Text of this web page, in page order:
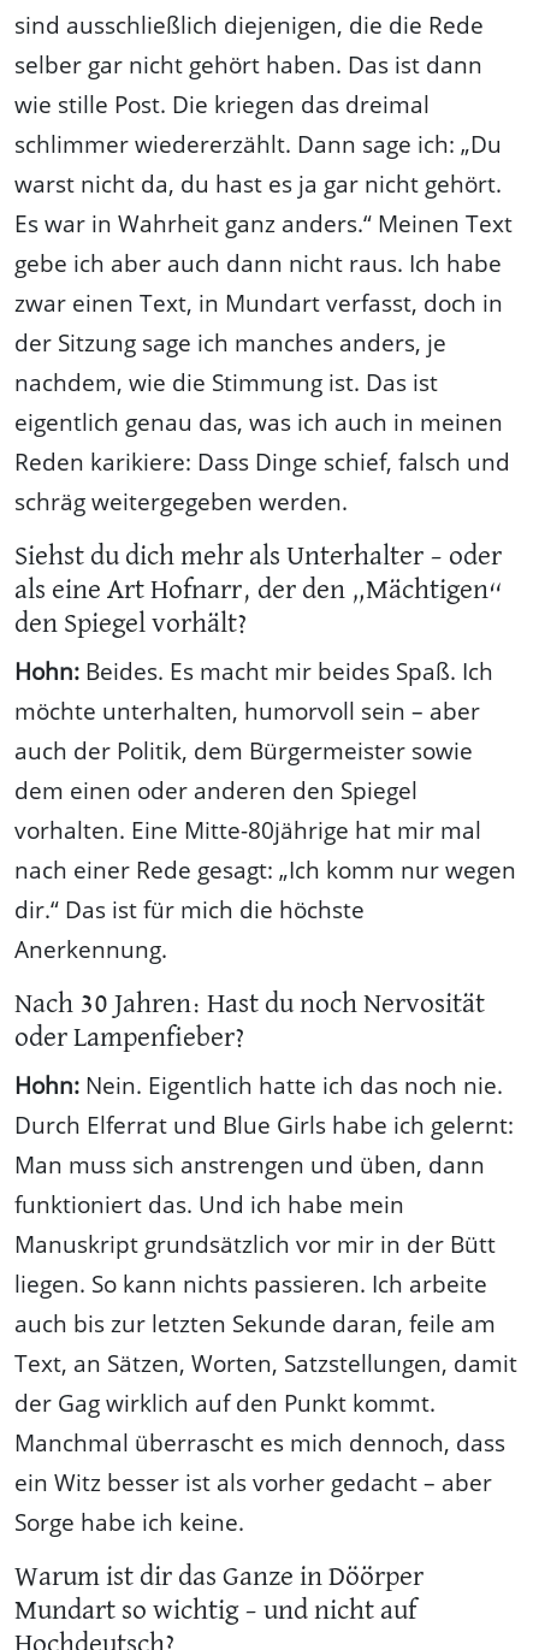
sind ausschließlich diejenigen, die die Rede
selber gar nicht gehört haben. Das ist dann
wie stille Post. Die kriegen das dreimal
schlimmer wiedererzählt. Dann sage ich: „Du
warst nicht da, du hast es ja gar nicht gehört.
Es war in Wahrheit ganz anders.“ Meinen Text
gebe ich aber auch dann nicht raus. Ich habe
zwar einen Text, in Mundart verfasst, doch in
der Sitzung sage ich manches anders, je
nachdem, wie die Stimmung ist. Das ist
eigentlich genau das, was ich auch in meinen
Reden karikiere: Dass Dinge schief, falsch und
schräg weitergegeben werden.
Siehst du dich mehr als Unterhalter – oder
als eine Art Hofnarr, der den „Mächtigen“
den Spiegel vorhält?
Hohn: Beides. Es macht mir beides Spaß. Ich
möchte unterhalten, humorvoll sein – aber
auch der Politik, dem Bürgermeister sowie
dem einen oder anderen den Spiegel
vorhalten. Eine Mitte-80jährige hat mir mal
nach einer Rede gesagt: „Ich komm nur wegen
dir.“ Das ist für mich die höchste
Anerkennung.
Nach 30 Jahren: Hast du noch Nervosität
oder Lampenfieber?
Hohn: Nein. Eigentlich hatte ich das noch nie.
Durch Elferrat und Blue Girls habe ich gelernt:
Man muss sich anstrengen und üben, dann
funktioniert das. Und ich habe mein
Manuskript grundsätzlich vor mir in der Bütt
liegen. So kann nichts passieren. Ich arbeite
auch bis zur letzten Sekunde daran, feile am
Text, an Sätzen, Worten, Satzstellungen, damit
der Gag wirklich auf den Punkt kommt.
Manchmal überrascht es mich dennoch, dass
ein Witz besser ist als vorher gedacht – aber
Sorge habe ich keine.
Warum ist dir das Ganze in Döörper
Mundart so wichtig – und nicht auf